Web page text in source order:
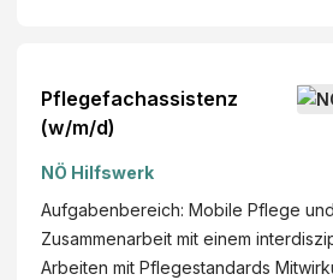
Pflegefachassistenz
(w/m/d)
NÖ Hilfswerk
Aufgabenbereich: Mobile Pflege
Zusammenarbeit mit einem
Arbeiten mit Pflegestandards